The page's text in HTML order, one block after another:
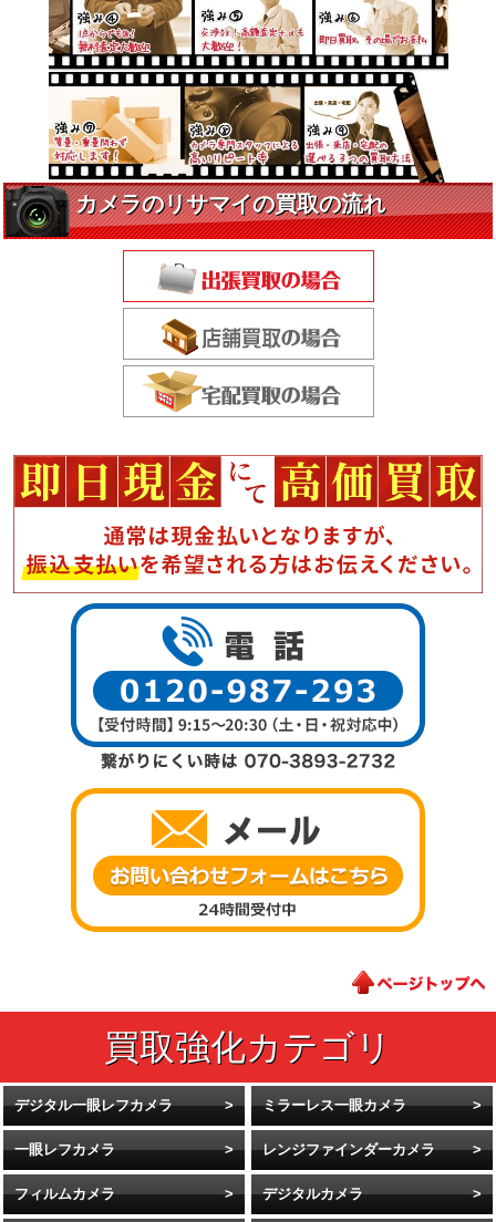
デジタル一眼レフカメラ ミラーレス一眼カメラ
一眼レフカメラ レンジファインダーカメラ
フィルムカメラ デジタルカメラ